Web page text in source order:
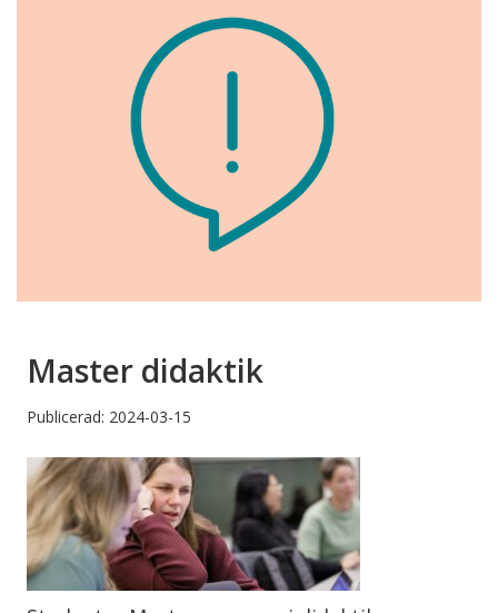
Master didaktik
Publicerad: 2024-03-15